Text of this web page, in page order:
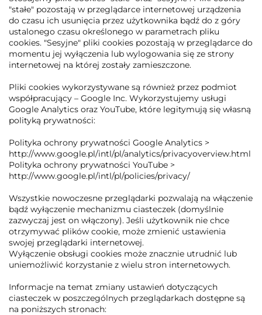
"stałe" pozostają w przeglądarce internetowej urządzenia
do czasu ich usunięcia przez użytkownika bądź do z góry
ustalonego czasu określonego w parametrach pliku
cookies. "Sesyjne" pliki cookies pozostają w przeglądarce do
momentu jej wyłączenia lub wylogowania się ze strony
internetowej na której zostały zamieszczone.
Pliki cookies wykorzystywane są również przez podmiot
współpracujący – Google Inc. Wykorzystujemy usługi
Google Analytics oraz YouTube, które legitymują się własną
polityką prywatności:
Polityka ochrony prywatności Google Analytics >
http://www.google.pl/intl/pl/analytics/privacyoverview.html
Polityka ochrony prywatności YouTube >
http://www.google.pl/intl/pl/policies/privacy/
Wszystkie nowoczesne przeglądarki pozwalają na włączenie
bądź wyłączenie mechanizmu ciasteczek (domyślnie
zazwyczaj jest on włączony). Jeśli użytkownik nie chce
otrzymywać plików cookie, może zmienić ustawienia
swojej przeglądarki internetowej.
Wyłączenie obsługi cookies może znacznie utrudnić lub
uniemożliwić korzystanie z wielu stron internetowych.
Informacje na temat zmiany ustawień dotyczących
ciasteczek w poszczególnych przeglądarkach dostępne są
na poniższych stronach: